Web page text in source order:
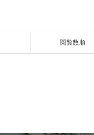
閲覧数順